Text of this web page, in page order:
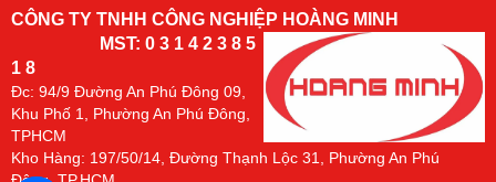
CÔNG TY TNHH CÔNG NGHIỆP HOÀNG MINH
MST: 0 3 1 4 2 3 8 5
1 8
Đc: 94/9 Đường An Phú Đông 09,
Khu Phố 1, Phường An Phú Đông,
TPHCM
Kho Hàng: 197/50/14, Đường Thạnh Lộc 31, Phường An Phú